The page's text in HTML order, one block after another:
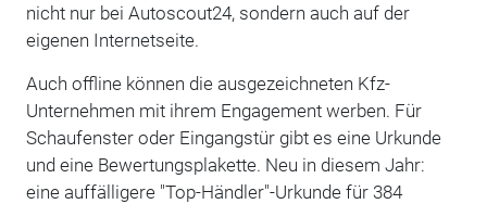
nicht nur bei Autoscout24, sondern auch auf der
eigenen Internetseite.
Auch offline können die ausgezeichneten Kfz-
Unternehmen mit ihrem Engagement werben. Für
Schaufenster oder Eingangstür gibt es eine Urkunde
und eine Bewertungsplakette. Neu in diesem Jahr:
eine auffälligere "Top-Händler"-Urkunde für 384